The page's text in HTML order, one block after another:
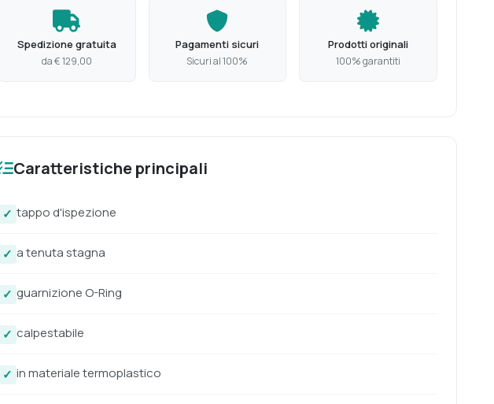
Spedizione gratuita
da € 129,00
Pagamenti sicuri
Sicuri al 100%
Prodotti originali
100% garantiti
Caratteristiche principali
tappo d'ispezione
a tenuta stagna
guarnizione O-Ring
calpestabile
in materiale termoplastico